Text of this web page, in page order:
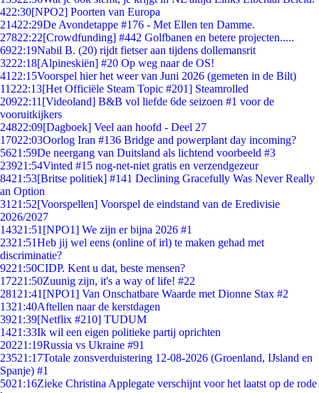
422:30[NPO2] Poorten van Europa
21422:29De Avondetappe #176 - Met Ellen ten Damme.
27822:22[Crowdfunding] #442 Golfbanen en betere projecten.....
6922:19Nabil B. (20) rijdt fietser aan tijdens dollemansrit
3222:18[Alpineskiën] #20 Op weg naar de OS!
41 22:15Voorspel hier het weer van Juni 2026 (gemeten in de Bilt)
11222:13[Het Officiële Steam Topic #201] Steamrolled
20922:11 [Videoland] B&B vol liefde 6de seizoen #1 voor de
vooruitkijkers
24822:09[Dagboek] Veel aan hoofd - Deel 27
17022:03Oorlog Iran #136 Bridge and powerplant day incoming?
5621:59De neergang van Duitsland als lichtend voorbeeld #3
23921:54Vinted #15 nog-net-niet gratis en verzendgezeur
8421:53[Britse politiek] #141 Declining Gracefully Was Never Really
an Option
31 21:52[Voorspellen] Voorspel de eindstand van de Eredivisie
2026/2027
14321:51 [NPO1] We zijn er bijna 2026 #1
2321:51Heb jij wel eens (online of irl) te maken gehad met
discriminatie?
9221:50CIDP. Kent u dat, beste mensen?
17221:50Zuunig zijn, it's a way of life! #22
281 21:41 [NPO1] Van Onschatbare Waarde met Dionne Stax #2
1321:40Aftellen naar de kerstdagen
3921:39[Netflix #210] TUDUM
1421:33Ik wil een eigen politieke partij oprichten
20221:19Russia vs Ukraine #91
23521:17Totale zonsverduistering 12-08-2026 (Groenland, IJsland en
Spanje) #1
5021:16Zieke Christina Applegate verschijnt voor het laatst op de rode